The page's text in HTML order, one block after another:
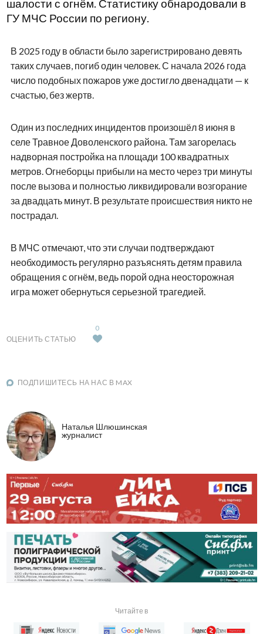
шалости с огнём. Статистику обнародовали в
ГУ МЧС России по региону.
В 2025 году в области было зарегистрировано девять
таких случаев, погиб один человек. С начала 2026 года
число подобных пожаров уже достигло двенадцати — к
счастью, без жертв.
Один из последних инцидентов произошёл 8 июня в
селе Травное Доволенского района. Там загорелась
надворная постройка на площади 100 квадратных
метров. Огнеборцы прибыли на место через три минуты
после вызова и полностью ликвидировали возгорание
за двадцать минут. В результате происшествия никто не
пострадал.
В МЧС отмечают, что эти случаи подтверждают
необходимость регулярно разъяснять детям правила
обращения с огнём, ведь порой одна неосторожная
игра может обернуться серьезной трагедией.
ОЦЕНИТЬ СТАТЬЮ
0
ПОДПИШИТЕСЬ НА НАС В MAX
Наталья Шлюшинская
журналист
Читайте в